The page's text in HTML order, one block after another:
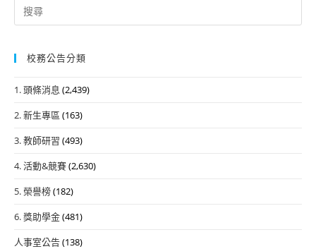
Search
for:
校務公告分類
1. 頭條消息 (2,439)
2. 新生專區 (163)
3. 教師研習 (493)
4. 活動&競賽(2,630)
5. 榮譽榜(182)
6. 獎助學金(481)
人事室公告(138)